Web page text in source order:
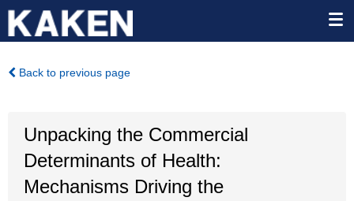
Back to previous page
Unpacking the Commercial
Determinants of Health:
Mechanisms Driving the